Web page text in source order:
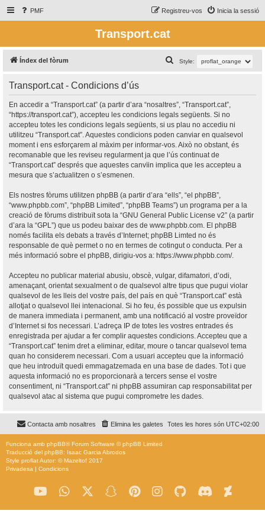
PMF Inicia la sessió
Registreu-vos
Transport.cat
Índex del fòrum Style:
e
c
a
Transport.cat - Condicions d’ús
En accedir a “Transport.cat” (a partir d’ara “nosaltres”, “Transport.cat”,
“https://transport.cat”), accepteu les condicions legals següents. Si no
accepteu totes les condicions legals següents, si us plau no accediu ni
utilitzeu “Transport.cat”. Aquestes condicions poden canviar en qualsevol
moment i ens esforçarem al màxim per informar-vos. Això no obstant, és
recomanable que les reviseu regularment ja que l’ús continuat de
“Transport.cat” després que aquestes canvïin implica que les accepteu a
mesura que s’actualitzen o s’esmenen.
Els nostres fòrums utilitzen phpBB (a partir d’ara “ells”, “el phpBB”,
“www.phpbb.com”, “phpBB Limited”, “phpBB Teams”) un programa per a la
creació de fòrums distribuït sota la “GNU General Public License v2” (a partir
d’ara la “GPL”) que us podeu baixar des de www.phpbb.com . El phpBB
només facilita els debats a través d’Internet; phpBB Limted no és
responsable de què permet o no en termes de cotingut o conducta. Per a
més informació sobre el phpBB, dirigiu-vos a: https://www.phpbb.com/.
Accepteu no publicar material abusiu, obscè, vulgar, difamatori, d’odi,
amenaçant, orientat sexualment o de qualsevol altre tipus que pugui violar
qualsevol de les lleis del vostre país, del país en què “Transport.cat” està
allotjat o qualsevol llei intenacional. Si ho feu, és possible que us expulsin
de manera immediata i permanent, amb una notificació al vostre proveïdor
d’Internet si fos necessari. L’adreça IP de totes les vostres entrades és
enregistrada per ajudar a fer complir aquestes condicions. Accepteu que a
“Transport.cat” tenim dret a eliminar, editar, moure o tancar qualsevol tema
quan ho considerem necessari. Com a usuari accepteu que la informació
que heu introduït quedi emmagatzemada en una base de dades. Tot i que
aquesta informació no es proporcionarà a tercers sense el vostre
consentiment, ni “Transport.cat” ni phpBB assumiran cap responsabilitat per
qualsevol atac al sistema que pugui comprometre les dades.
Totes les hores són UTC+02:00
Elimina les galetes
Contacta amb nosaltres
Funciona amb phpBB® Forum Software © phpBB Limited
Traducció del phpBB: Isaac Garcia Abrodos
Style proflatAutor: ©Mazeltof 2017
Privadesa | Condicions